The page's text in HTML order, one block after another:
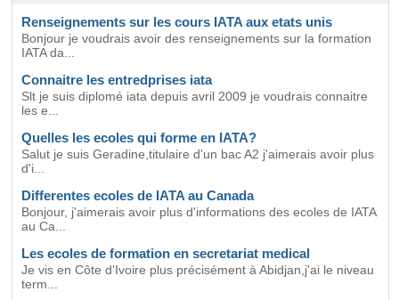
Renseignements sur les cours IATA aux etats unis
Bonjour je voudrais avoir des renseignements sur la formation
IATA da...
Connaitre les entredprises iata
Slt je suis diplomé iata depuis avril 2009 je voudrais connaitre
les e...
Quelles les ecoles qui forme en IATA?
Salut je suis Geradine,titulaire d'un bac A2 j'aimerais avoir plus
d'i...
Differentes ecoles de IATA au Canada
Bonjour, j'aimerais avoir plus d'informations des ecoles de IATA
au Ca...
Les ecoles de formation en secretariat medical
Je vis en Côte d'Ivoire plus précisément à Abidjan,j'ai le niveau
term...